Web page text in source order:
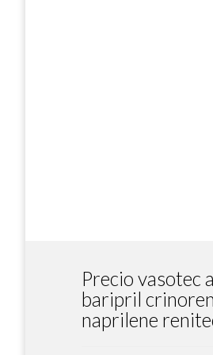
Precio vasotec
baripril
naprilene